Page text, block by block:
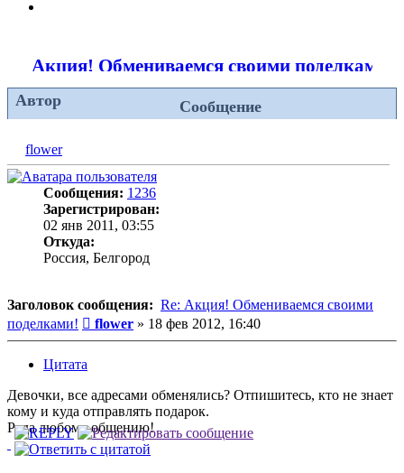
Акция! Обмениваемся своими поделками!
Автор Сообщение
flower
Сообщения: 1236
Зарегистрирован:
02 янв 2011, 03:55
Откуда:
Россия, Белгород
Заголовок сообщения: Re: Акция! Обмениваемся своими
поделками!
Сообщение
flower » 18 фев 2012, 16:40
Цитата
Девочки, все адресами обменялись? Отпишитесь, кто не знает
кому и куда отправлять подарок.
Рада любому общению!